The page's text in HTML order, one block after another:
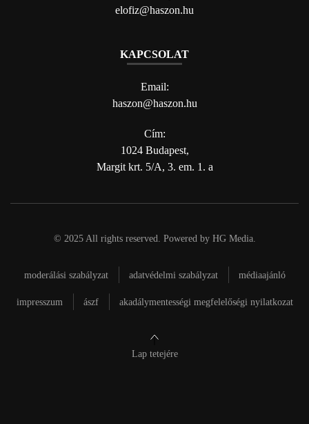
elofiz@haszon.hu
KAPCSOLAT
Email:
haszon@haszon.hu
Cím:
1024 Budapest,
Margit krt. 5/A, 3. em. 1. a
© 2025 All rights reserved. Powered by HG Media.
moderálási szabályzat adatvédelmi szabályzat médiaajánló
impresszum ászf akadálymentességi megfelelőségi nyilatkozat
Lap tetejére